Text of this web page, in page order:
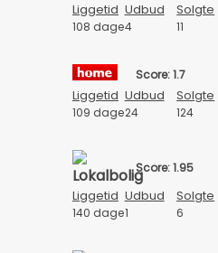
Liggetid Udbud Solgte
108 dage4 11
Score: 1.7
Liggetid Udbud Solgte
109 dage24 124
Score: 1.95
Liggetid Udbud Solgte
140 dage1 6